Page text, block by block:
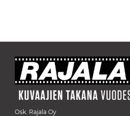
Osk. Rajala Oy